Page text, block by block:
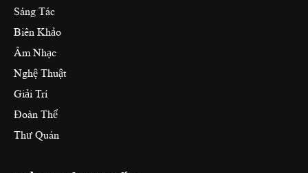
Sáng Tác
Biên Khảo
Âm Nhạc
Nghệ Thuật
Giải Trí
Đoàn Thể
Thư Quán